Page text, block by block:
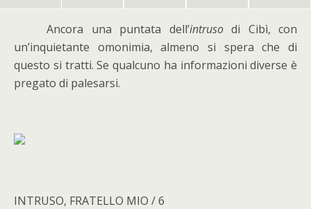
Ancora una puntata dell’intrusodi Cibì, con
un’inquietante omonimia, almeno si spera che di
questo si tratti. Se qualcuno ha informazioni diverse è
pregato di palesarsi.
INTRUSO, FRATELLO MIO / 6